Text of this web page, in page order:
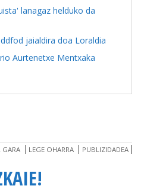
lanagaz helduko da
jaialdira doa Loraldia
Aurtenetxe Mentxaka
GARA LEGE OHARRA PUBLIZIDADEA